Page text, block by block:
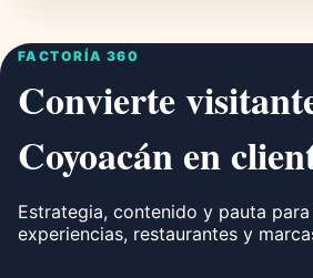
FACTORÍA 360
Convierte
Coyoacán en
Estrategia, contenido y pauta
experiencias, restaurantes y